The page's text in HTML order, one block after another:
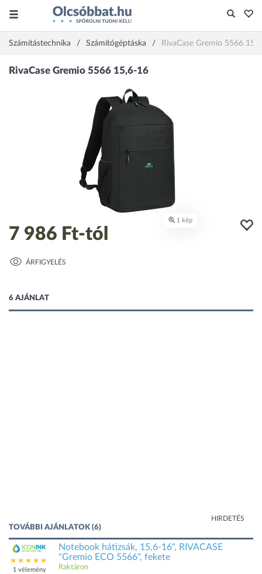
Számítástechnika Számítógéptáska RivaCase Gremio 5566
7 986 Ft-tól
ÁRFIGYELÉS
6 AJÁNLAT
HIRDETÉS
TOVÁBBI AJÁNLATOK (6)
1 vélemény
Notebook hátizsák, 15,6-16", RIVACASE
"Gremio ECO 5566", fekete
Raktáron